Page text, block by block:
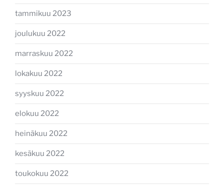
tammikuu 2023
joulukuu 2022
marraskuu 2022
lokakuu 2022
syyskuu 2022
elokuu 2022
heinäkuu 2022
kesäkuu 2022
toukokuu 2022